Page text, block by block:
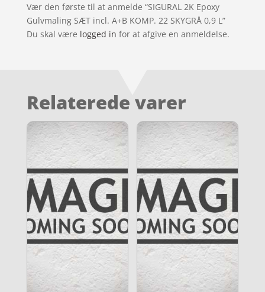
Vær den første til at anmelde “SIGURAL 2K Epoxy
Gulvmaling SÆT incl. A+B KOMP. 22 SKYGRÅ 0,9 L”
Du skal være logged in for at afgive en anmeldelse.
Relaterede varer